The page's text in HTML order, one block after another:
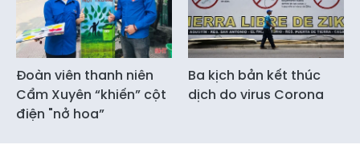
Đoàn viên thanh niên
Cẩm Xuyên “khiến” cột
điện "nở hoa”
Ba kịch bản kết thúc
dịch do virus Corona